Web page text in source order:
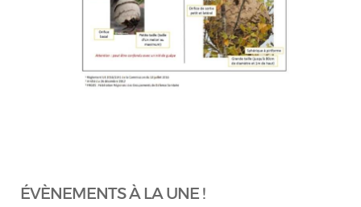
ÉVÈNEMENTS À LA UNE !